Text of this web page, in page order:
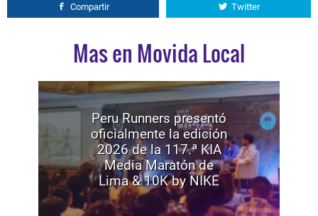
Compartir Twitter
Mas en Movida Local
Peru Runners presentó
oficialmente la edición
2026 de la 117.ª KIA
Media Maratón de
Lima & 10K by NIKE